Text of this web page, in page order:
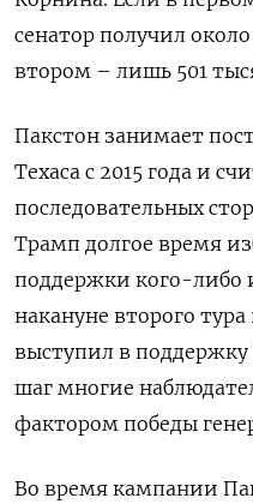
сенатор получил
втором – лишь 501
Пакстон занимает
Техаса с 2015 года и
последовательных
Трамп долгое время
поддержки кого-либо
накануне второго
выступил в
шаг многие
фактором победы
Во время кампании